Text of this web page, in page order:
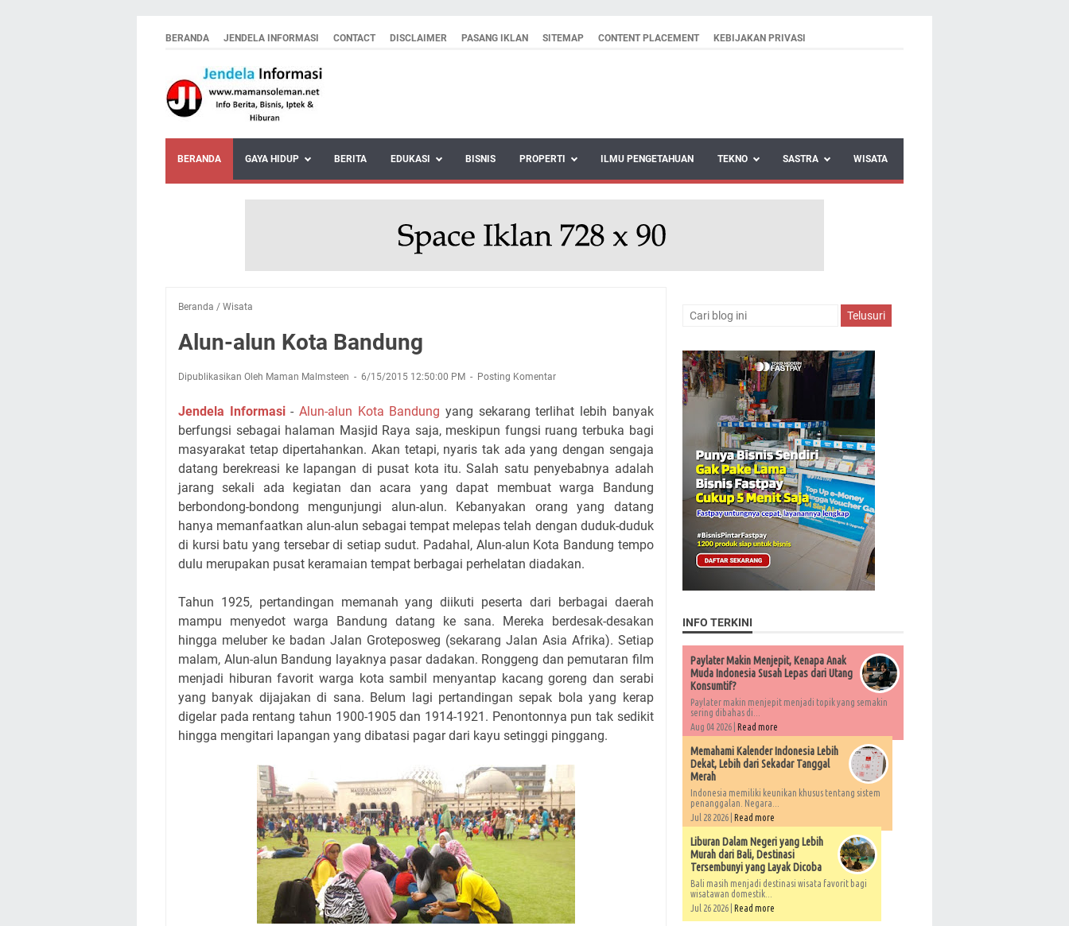
BERANDA JENDELA INFORMASI CONTACT DISCLAIMER PASANG IKLAN SITEMAP CONTENT PLACEMENT KEBIJAKAN PRIVASI
BERANDA GAYA HIDUP BERITA EDUKASI BISNIS PROPERTI ILMU PENGETAHUAN TEKNO SASTRA WISATA
Beranda / Wisata
Alun-alun Kota Bandung
Dipublikasikan Oleh Maman Malmsteen 6/15/2015 12:50:00 PM Posting Komentar
Jendela Informasi- Alun-alun Kota Bandung yang sekarang terlihat lebih banyak
berfungsi sebagai halaman Masjid Raya saja, meskipun fungsi ruang terbuka bagi
masyarakat tetap dipertahankan. Akan tetapi, nyaris tak ada yang dengan sengaja
datang berekreasi ke lapangan di pusat kota itu. Salah satu penyebabnya adalah
jarang sekali ada kegiatan dan acara yang dapat membuat warga Bandung
berbondong-bondong mengunjungi alun-alun. Kebanyakan orang yang datang
hanya memanfaatkan alun-alun sebagai tempat melepas telah dengan duduk-duduk
di kursi batu yang tersebar di setiap sudut. Padahal, Alun-alun Kota Bandung tempo
dulu merupakan pusat keramaian tempat berbagai perhelatan diadakan.
Tahun 1925, pertandingan memanah yang diikuti peserta dari berbagai daerah
mampu menyedot warga Bandung datang ke sana. Mereka berdesak-desakan
hingga meluber ke badan Jalan Groteposweg (sekarang Jalan Asia Afrika). Setiap
malam, Alun-alun Bandung layaknya pasar dadakan. Ronggeng dan pemutaran film
menjadi hiburan favorit warga kota sambil menyantap kacang goreng dan serabi
yang banyak dijajakan di sana. Belum lagi pertandingan sepak bola yang kerap
digelar pada rentang tahun 1900-1905 dan 1914-1921. Penontonnya pun tak sedikit
hingga mengitari lapangan yang dibatasi pagar dari kayu setinggi pinggang.
INFO TERKINI
Paylater Makin Menjepit, Kenapa Anak
Muda Indonesia Susah Lepas dari Utang
Konsumtif?
Paylater makin menjepit menjadi topik yang semakin
sering dibahas di...
Aug 04 2026 | Read more
Memahami Kalender Indonesia Lebih
Dekat, Lebih dari Sekadar Tanggal
Merah
Indonesia memiliki keunikan khusus tentang sistem
penanggalan. Negara...
Jul 28 2026 | Read more
Liburan Dalam Negeri yang Lebih
Murah dari Bali, Destinasi
Tersembunyi yang Layak Dicoba
Bali masih menjadi destinasi wisata favorit bagi
wisatawan domestik...
Jul 26 2026 | Read more